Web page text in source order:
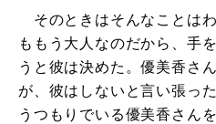
そのときはそんなことは
ももう大人なのだから、手
うと彼は決めた。優美香さ
が、彼はしないと言い張っ
うつもりでいる優美香さん